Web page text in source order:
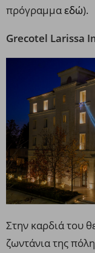
πρόγραμμαεδώ).
Grecotel Larissa
Στην καρδιά του
ζωντάνια της